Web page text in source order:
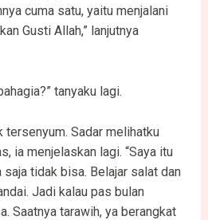
cuma satu, yaitu menjalani
Gusti Allah,” lanjutnya
tanyaku lagi.
tersenyum. Sadar melihatku
ia menjelaskan lagi. “Saya itu
tidak bisa. Belajar salat dan
Jadi kalau pas bulan
Saatnya tarawih, ya berangkat